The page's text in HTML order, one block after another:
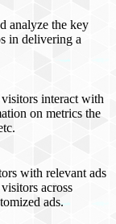
analyze the key
in delivering a
interact with
on metrics the
with relevant ads
across
ads.